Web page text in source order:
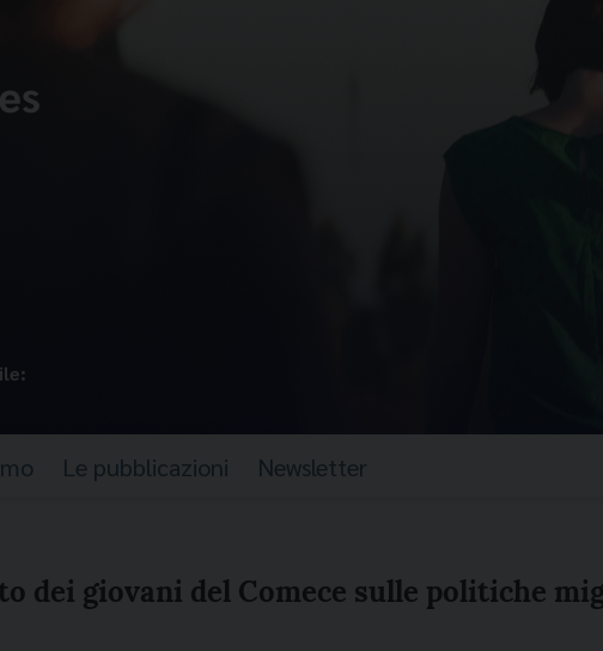
Le pubblicazioni Newsletter
dei giovani del Comece sulle politiche